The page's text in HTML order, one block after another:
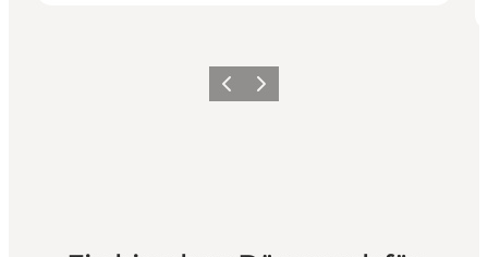
ZurückWeiter